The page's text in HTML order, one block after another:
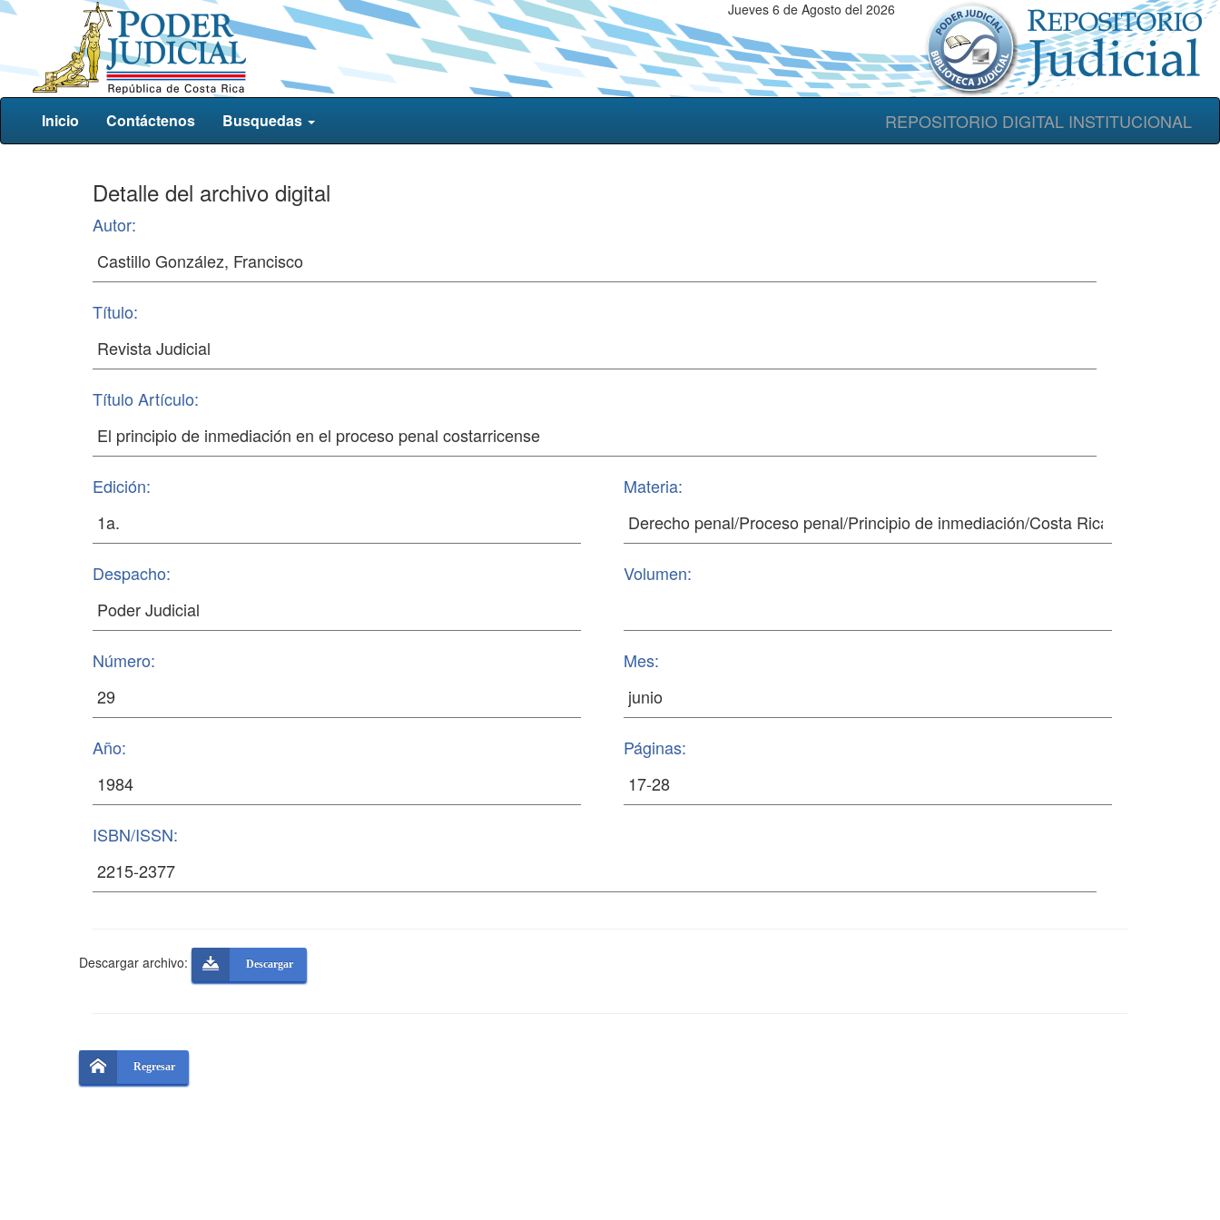
Jueves 6 de Agosto del 2026
REPOSITORIO DIGITAL INSTITUCIONAL
Inicio Contáctenos Busquedas
Detalle del archivo digital
Autor:
Título:
Título Artículo:
Edición: Materia:
Despacho: Volumen:
Número: Mes:
Año: Páginas:
ISBN/ISSN:
Descargar archivo: Descargar
Regresar